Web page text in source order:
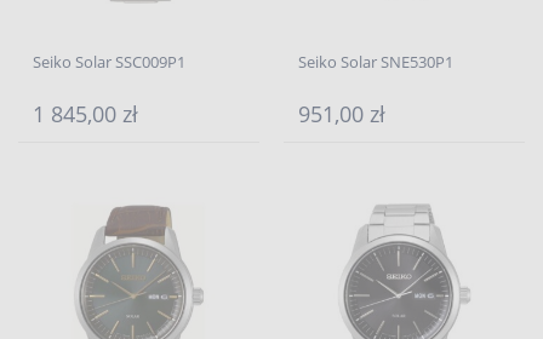
Seiko Solar SSC009P1
1 845,00 zł
Seiko Solar SNE530P1
951,00 zł